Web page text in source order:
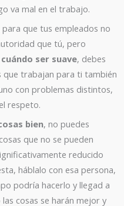
va mal en el trabajo.
para que tus empleados no
que tú, pero
ser suave, debes
que trabajan para ti también
con problemas distintos,
respeto.
bien, no puedes
que no se pueden
reducido
háblalo con esa persona,
podría hacerlo y llegad a
cosas se harán mejor y